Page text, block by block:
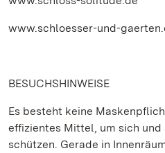
www.schloesser-und-
BESUCHSHINWEISE
Es besteht keine
effizientes Mittel, um sich und
schützen. Gerade in